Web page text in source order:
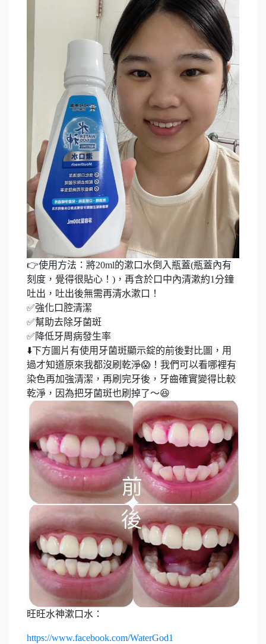
👉使用方法：將20ml的漱口水倒入瓶蓋(瓶蓋內有
刻度，覺得很貼心！)，再含於口中內清漱約1分鐘
吐出，吐出後無需再清水漱口！
✅強化口腔清潔
✅幫助去除牙菌斑
✅降低牙周病發生率
⬇️下方圖片有使用牙菌斑顯示錠的前後對比圖，用
過才知道原來我都沒刷乾淨😱！我們可以看哪裡有
染色再加強清潔，再刷完牙後，牙齒確實變得比較
乾淨，因為把牙菌斑也刷掉了～😆
旺旺水神漱口水：
https://www.facebook.com/WaterGod1